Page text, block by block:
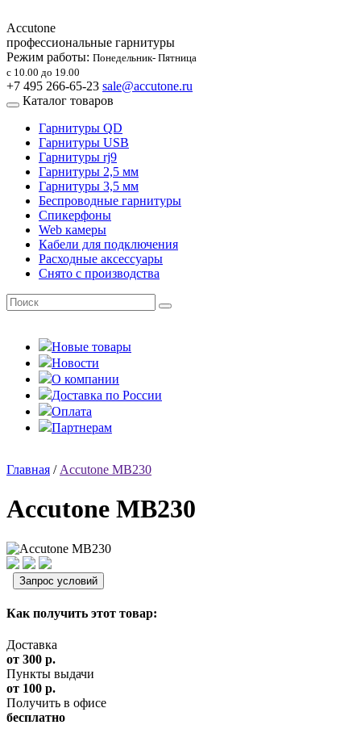
Accutone
профессиональные гарнитуры
Режим работы: Понедельник- Пятница
с 10.00 до 19.00
+7 495 266-65-23 sale@accutone.ru
Каталог товаров
Гарнитуры QD
Гарнитуры USB
Гарнитуры rj9
Гарнитуры 2,5 мм
Гарнитуры 3,5 мм
Беспроводные гарнитуры
Спикерфоны
Web камеры
Кабели для подключения
Расходные аксессуары
Снято с производства
Новые товары
Новости
О компании
Доставка по России
Оплата
Партнерам
Главная / Accutone MB230
Accutone MB230
Как получить этот товар:
Доставка
от 300 р.
Пункты выдачи
от 100 р.
Получить в офисе
бесплатно